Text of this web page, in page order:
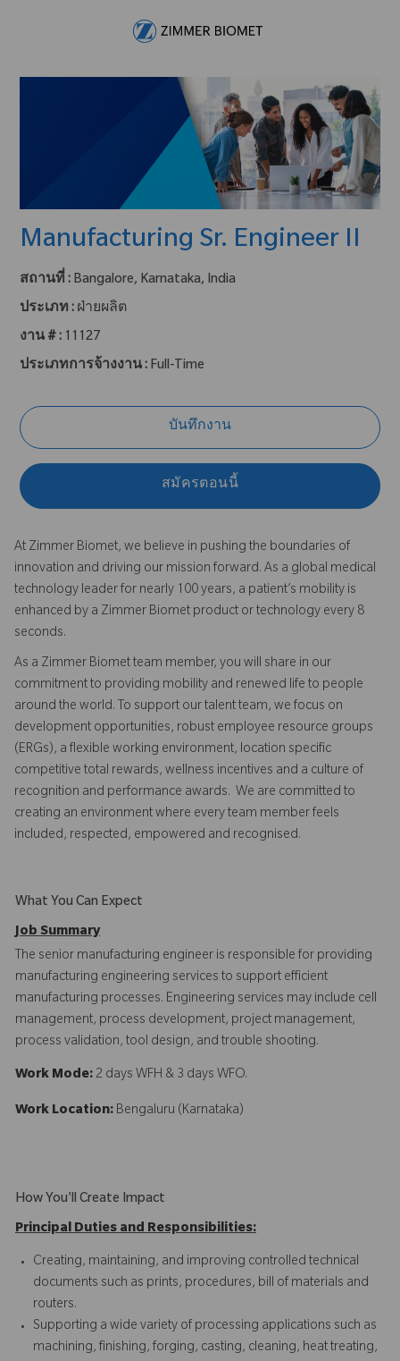
Manufacturing Sr. Engineer II
สถานที่ : Bangalore, Karnataka, India
ประเภท : ฝ่ายผลิต
งาน # : 11127
ประเภทการจ้างงาน : Full-Time
บันทึกงาน
สมัครตอนนี้
At Zimmer Biomet, we believe in pushing the boundaries of
innovation and driving our mission forward. As a global medical
technology leader for nearly 100 years, a patient’s mobility is
enhanced by a Zimmer Biomet product or technology every 8
seconds.
As a Zimmer Biomet team member, you will share in our
commitment to providing mobility and renewed life to people
around the world. To support our talent team, we focus on
development opportunities, robust employee resource groups
(ERGs), a flexible working environment, location specific
competitive total rewards, wellness incentives and a culture of
recognition and performance awards. We are committed to
creating an environment where every team member feels
included, respected, empowered and recognised.
What You Can Expect
Job Summary
The senior manufacturing engineer is responsible for providing
manufacturing engineering services to support efficient
manufacturing processes. Engineering services may include cell
management, process development, project management,
process validation, tool design, and trouble shooting.
Work Mode: 2 days WFH & 3 days WFO.
Work Location: Bengaluru (Karnataka)
How You'll Create Impact
Principal Duties and Responsibilities:
Creating, maintaining, and improving controlled technical
documents such as prints, procedures, bill of materials and
routers.
Supporting a wide variety of processing applications such as
machining, finishing, forging, casting, cleaning, heat treating,